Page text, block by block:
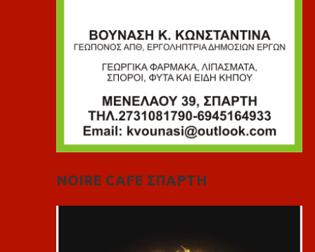
NOIRE CAFE ΣΠΑΡΤΗ